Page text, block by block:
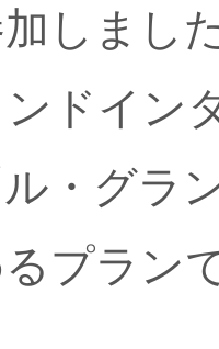
しまし
ドイン
・グラ
プラン